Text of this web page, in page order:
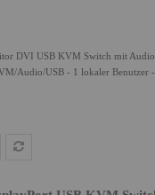
DVI USB KVM Switch mit
Audio/USB - 1 lokaler Benutzer